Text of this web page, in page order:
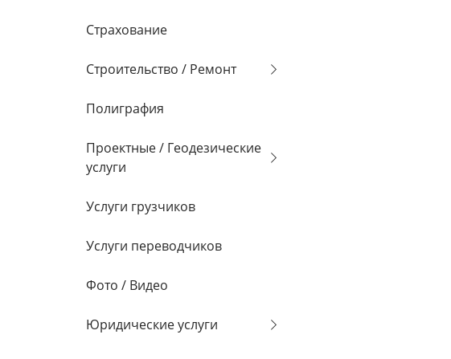
Страхование
Строительство / Ремонт
Полиграфия
Проектные / Геодезические
услуги
Услуги грузчиков
Услуги переводчиков
Фото / Видео
Юридические услуги